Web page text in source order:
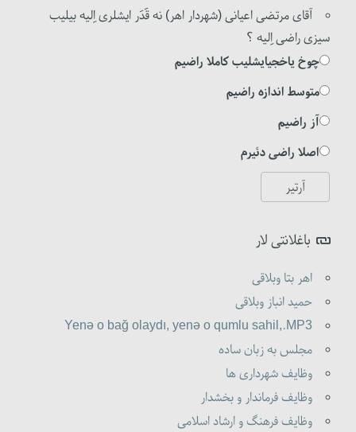
آقای مرتضی اعیانی (شهردار اهر) نه قَدَر ایشلری اِلیه بیلیب
سیزی راضی اِلیه ؟
چوخ یاخجیایشلیب کاملا راضیم
متوسط اندازه راضیم
آز راضیم
اصلا راضی دئیرم
باغلانتی لار
اهر بتا وبلاقی
حمید انباز وبلاقی
Yenə o bağ olaydı, yenə o qumlu sahil,.MP3
مجلس به زبان ساده
وظایف شهرداری ها
وظایف فرماندار و بخشدار
وظایف فرهنگ و ارشاد اسلامی